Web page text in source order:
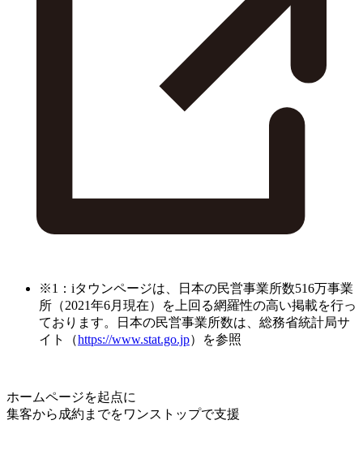
※1：iタウンページは、日本の民営事業所数516万事業
所（2021年6月現在）を上回る網羅性の高い掲載を行っ
ております。日本の民営事業所数は、総務省統計局サ
イト（https://www.stat.go.jp）を参照
ホームページを起点に
集客から成約までをワンストップで支援